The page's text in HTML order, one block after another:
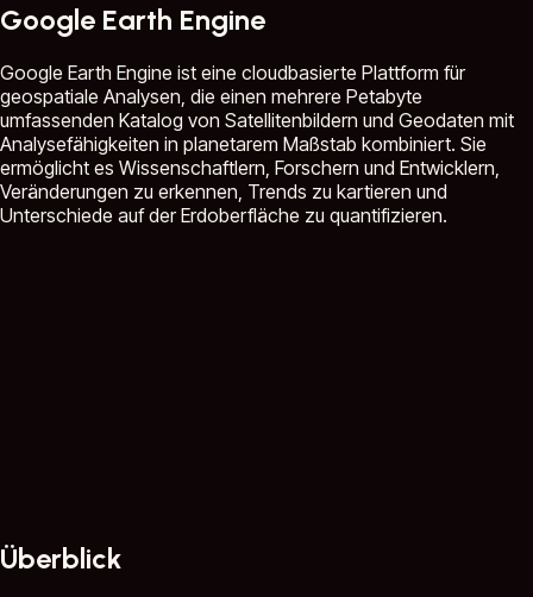
Google Earth Engine
Google Earth Engine ist eine cloudbasierte Plattform für
geospatiale Analysen, die einen mehrere Petabyte
umfassenden Katalog von Satellitenbildern und Geodaten mit
Analysefähigkeiten in planetarem Maßstab kombiniert. Sie
ermöglicht es Wissenschaftlern, Forschern und Entwicklern,
Veränderungen zu erkennen, Trends zu kartieren und
Unterschiede auf der Erdoberfläche zu quantifizieren.
Überblick